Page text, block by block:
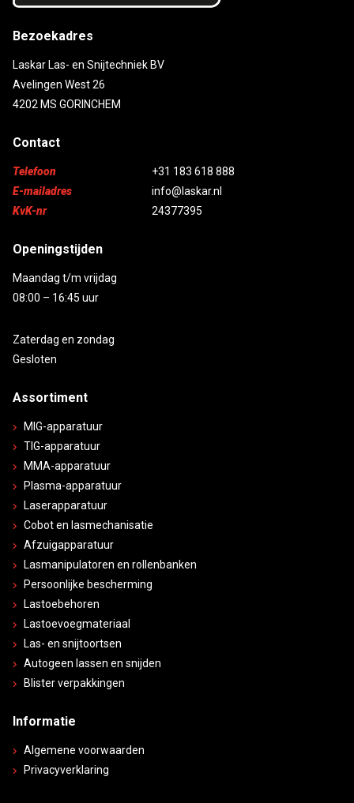
Bezoekadres
Laskar Las- en Snijtechniek BV
Avelingen West 26
4202 MS GORINCHEM
Contact
Telefoon
+31 183 618 888
E-mailadres
info@laskar.nl
KvK-nr
24377395
Openingstijden
Maandag t/m vrijdag
08:00 – 16:45 uur
Zaterdag en zondag
Gesloten
Assortiment
MIG-apparatuur
TIG-apparatuur
MMA-apparatuur
Plasma-apparatuur
Laserapparatuur
Cobot en lasmechanisatie
Afzuigapparatuur
Lasmanipulatoren en rollenbanken
Persoonlijke bescherming
Lastoebehoren
Lastoevoegmateriaal
Las- en snijtoortsen
Autogeen lassen en snijden
Blister verpakkingen
Informatie
Algemene voorwaarden
Privacyverklaring